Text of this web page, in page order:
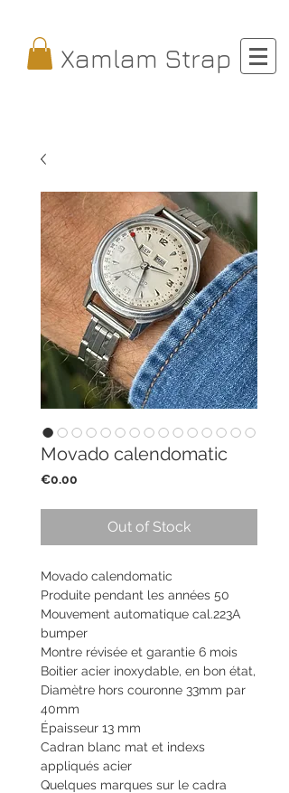
Xamlam Strap
Movado calendomatic
€0.00
Out of Stock
Movado calendomatic
Produite pendant les années 50
Mouvement automatique cal.223A
bumper
Montre révisée et garantie 6 mois
Boitier acier inoxydable, en bon état,
Diamètre hors couronne 33mm par
40mm
Épaisseur 13 mm
Cadran blanc mat et indexs
appliqués acier
Quelques marques sur le cadra